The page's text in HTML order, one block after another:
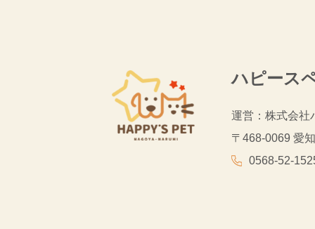
ハピース
運営：株式会社
〒468-0069 愛
0568-52-